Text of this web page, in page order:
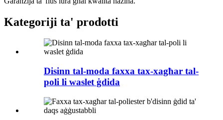
Kategoriji ta' prodotti
Disinn tal-moda faxxa tax-xagħar tal-
poli li waslet ġdida